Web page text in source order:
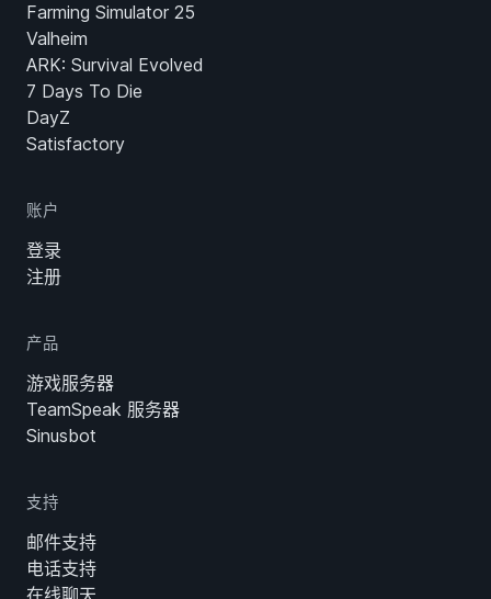
Farming Simulator 25
Valheim
ARK: Survival Evolved
7 Days To Die
DayZ
Satisfactory
账户
登录
注册
产品
游戏服务器
TeamSpeak 服务器
Sinusbot
支持
邮件支持
电话支持